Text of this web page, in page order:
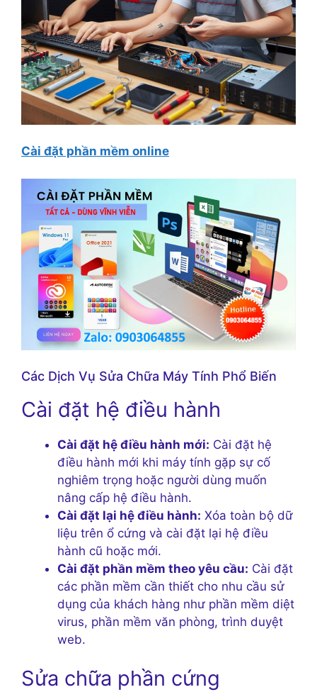
Cài đặt phần mềm online
Các Dịch Vụ Sửa Chữa Máy Tính Phổ Biến
Cài đặt hệ điều hành
Cài đặt hệ điều hành mới: Cài đặt hệ
điều hành mới khi máy tính gặp sự cố
nghiêm trọng hoặc người dùng muốn
nâng cấp hệ điều hành.
Cài đặt lại hệ điều hành: Xóa toàn bộ dữ
liệu trên ổ cứng và cài đặt lại hệ điều
hành cũ hoặc mới.
Cài đặt phần mềm theo yêu cầu: Cài đặt
các phần mềm cần thiết cho nhu cầu sử
dụng của khách hàng như phần mềm diệt
virus, phần mềm văn phòng, trình duyệt
web.
Sửa chữa phần cứng